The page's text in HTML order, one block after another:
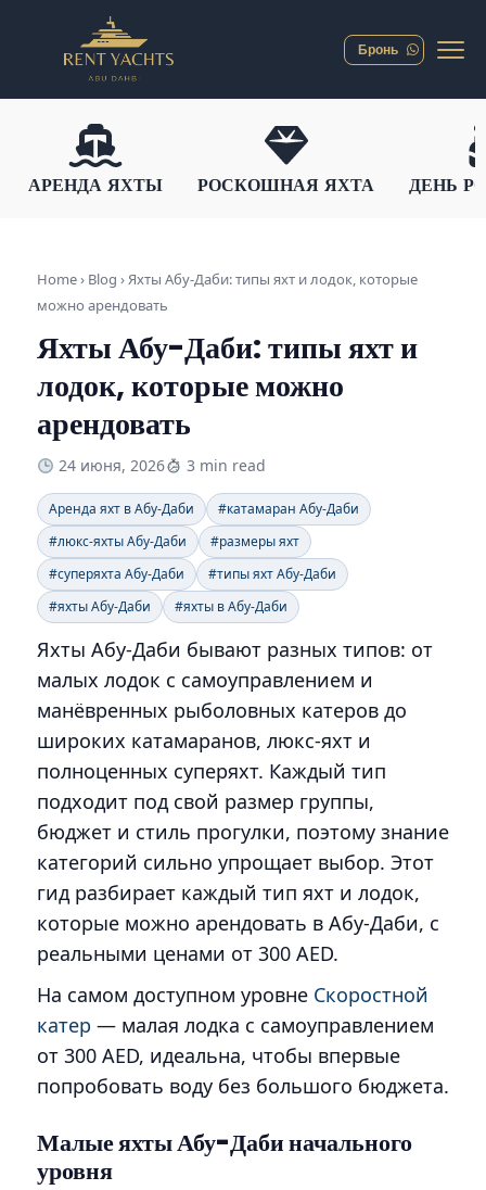
Бронь
АРЕНДА ЯХТЫ РОСКОШНАЯ ЯХТА ДЕНЬ
Home › Blog ›Яхты Абу-Даби: типы яхт и лодок, которые
можно арендовать
Яхты Абу-Даби: типы яхт и
лодок, которые можно
арендовать
24 июня, 2026 3 min read
Аренда яхт в Абу-Даби
#катамаран Абу-Даби
#люкс-яхты Абу-Даби
#размеры яхт
#суперяхта Абу-Даби
#типы яхт Абу-Даби
#яхты Абу-Даби
#яхты в Абу-Даби
Яхты Абу-Даби бывают разных типов: от
малых лодок с самоуправлением и
манёвренных рыболовных катеров до
широких катамаранов, люкс-яхт и
полноценных суперяхт. Каждый тип
подходит под свой размер группы,
бюджет и стиль прогулки, поэтому знание
категорий сильно упрощает выбор. Этот
гид разбирает каждый тип яхт и лодок,
которые можно арендовать в Абу-Даби, с
реальными ценами от 300 AED.
На самом доступном уровне Скоростной
катер — малая лодка с самоуправлением
от 300 AED, идеальна, чтобы впервые
попробовать воду без большого бюджета.
Малые яхты Абу-Даби начального
уровня